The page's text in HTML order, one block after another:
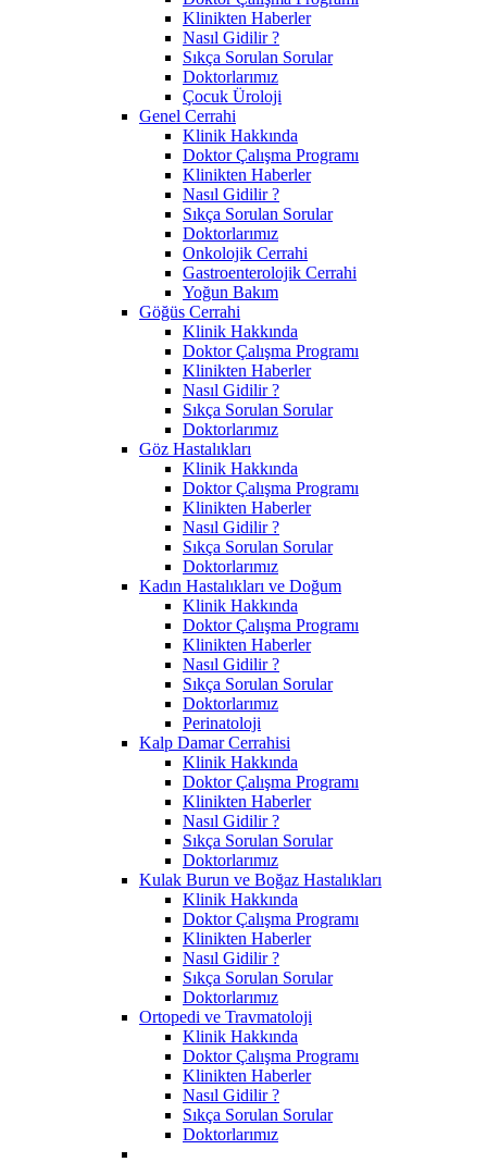
Klinikten Haberler
Nasıl Gidilir ?
Sıkça Sorulan Sorular
Doktorlarımız
Çocuk Üroloji
Genel Cerrahi
Klinik Hakkında
Doktor Çalışma Programı
Klinikten Haberler
Nasıl Gidilir ?
Sıkça Sorulan Sorular
Doktorlarımız
Onkolojik Cerrahi
Gastroenterolojik Cerrahi
Yoğun Bakım
Göğüs Cerrahi
Klinik Hakkında
Doktor Çalışma Programı
Klinikten Haberler
Nasıl Gidilir ?
Sıkça Sorulan Sorular
Doktorlarımız
Göz Hastalıkları
Klinik Hakkında
Doktor Çalışma Programı
Klinikten Haberler
Nasıl Gidilir ?
Sıkça Sorulan Sorular
Doktorlarımız
Kadın Hastalıkları ve Doğum
Klinik Hakkında
Doktor Çalışma Programı
Klinikten Haberler
Nasıl Gidilir ?
Sıkça Sorulan Sorular
Doktorlarımız
Perinatoloji
Kalp Damar Cerrahisi
Klinik Hakkında
Doktor Çalışma Programı
Klinikten Haberler
Nasıl Gidilir ?
Sıkça Sorulan Sorular
Doktorlarımız
Kulak Burun ve Boğaz Hastalıkları
Klinik Hakkında
Doktor Çalışma Programı
Klinikten Haberler
Nasıl Gidilir ?
Sıkça Sorulan Sorular
Doktorlarımız
Ortopedi ve Travmatoloji
Klinik Hakkında
Doktor Çalışma Programı
Klinikten Haberler
Nasıl Gidilir ?
Sıkça Sorulan Sorular
Doktorlarımız